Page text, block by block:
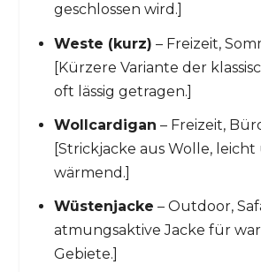
geschlossen wird.]
Weste (kurz) – Freizeit,
[Kürzere Variante der
oft lässig getragen.]
Wollcardigan – Freizeit,
[Strickjacke aus Wolle, leicht
wärmend.]
Wüstenjacke – Outdoor,
atmungsaktive Jacke für
Gebiete.]